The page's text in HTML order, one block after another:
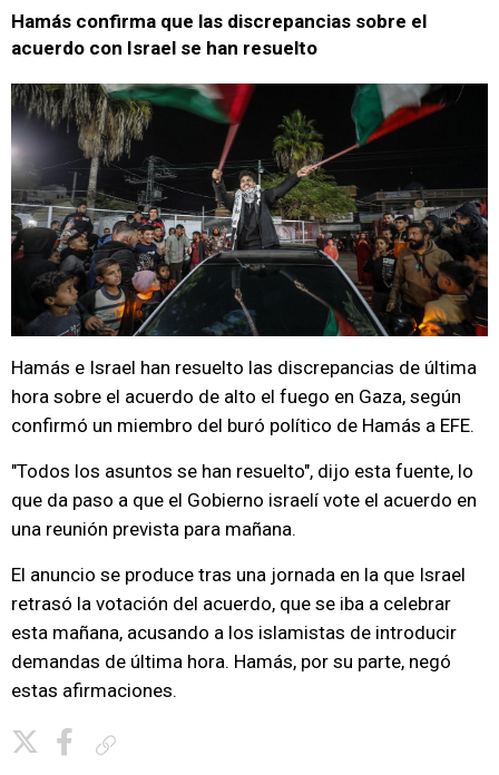
Hamás confirma que las discrepancias sobre el
acuerdo con Israel se han resuelto
Hamás e Israel han resuelto las discrepancias de última
hora sobre el acuerdo de alto el fuego en Gaza, según
confirmó un miembro del buró político de Hamás a EFE.
"Todos los asuntos se han resuelto", dijo esta fuente, lo
que da paso a que el Gobierno israelí vote el acuerdo en
una reunión prevista para mañana.
El anuncio se produce tras una jornada en la que Israel
retrasó la votación del acuerdo, que se iba a celebrar
esta mañana, acusando a los islamistas de introducir
demandas de última hora. Hamás, por su parte, negó
estas afirmaciones.